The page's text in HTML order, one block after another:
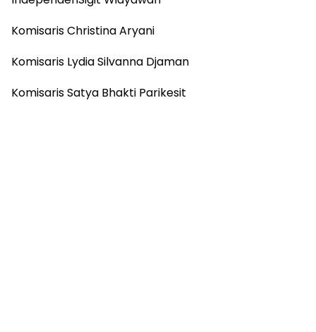
Komisaris Christina Aryani
Komisaris Lydia Silvanna Djaman
Komisaris Satya Bhakti Parikesit